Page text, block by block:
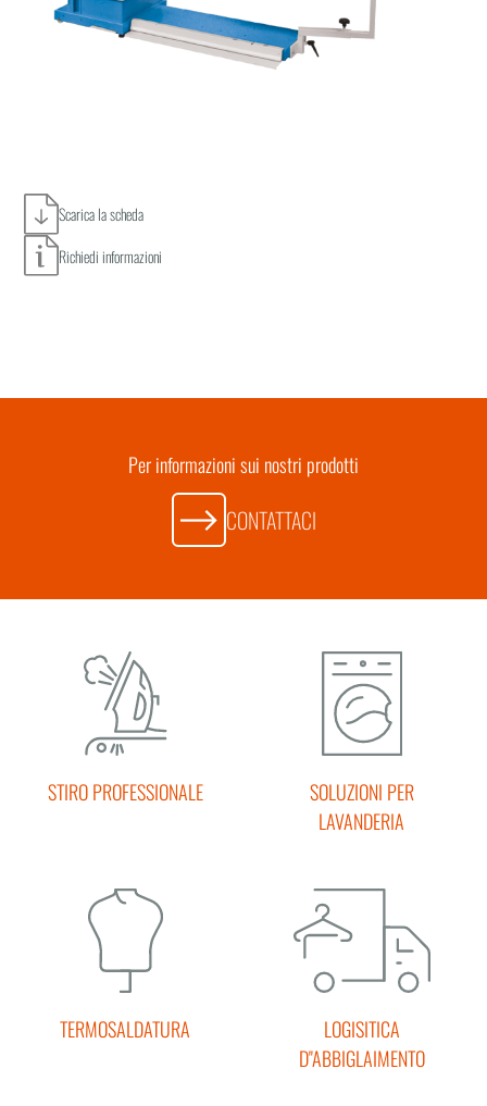
Scarica la scheda
Richiedi informazioni
Per informazioni sui nostri prodotti
CONTATTACI
STIRO PROFESSIONALE
SOLUZIONI PER
LAVANDERIA
TERMOSALDATURA
LOGISITICA
D''ABBIGLAIMENTO